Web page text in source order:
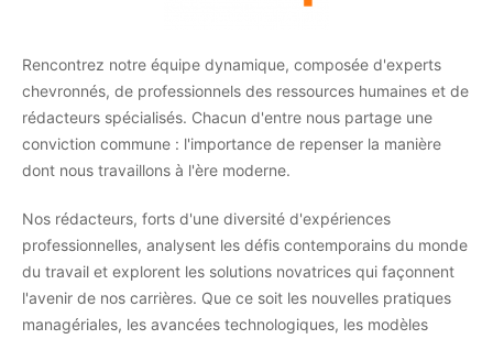
Rencontrez notre équipe dynamique, composée d'experts
chevronnés, de professionnels des ressources humaines et de
rédacteurs spécialisés. Chacun d'entre nous partage une
conviction commune : l'importance de repenser la manière
dont nous travaillons à l'ère moderne.
Nos rédacteurs, forts d'une diversité d'expériences
professionnelles, analysent les défis contemporains du monde
du travail et explorent les solutions novatrices qui façonnent
l'avenir de nos carrières. Que ce soit les nouvelles pratiques
managériales, les avancées technologiques, les modèles